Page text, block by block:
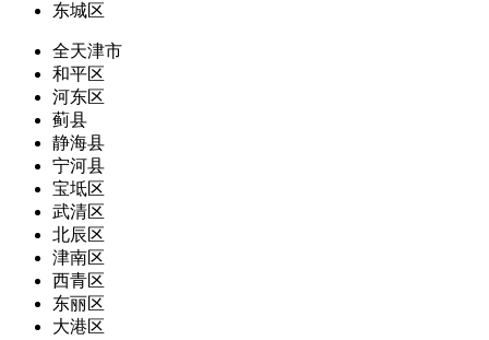
东城区
全天津市
和平区
河东区
蓟县
静海县
宁河县
宝坻区
武清区
北辰区
津南区
西青区
东丽区
大港区